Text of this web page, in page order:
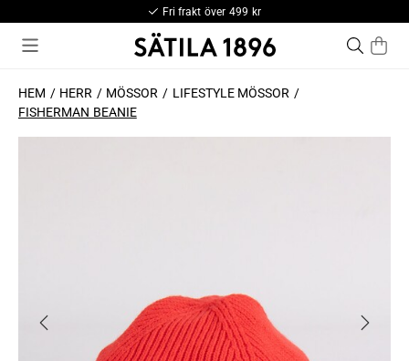
Fri frakt över 499 kr
HEM HERR MÖSSOR
LIFESTYLE MÖSSOR
FISHERMAN BEANIE